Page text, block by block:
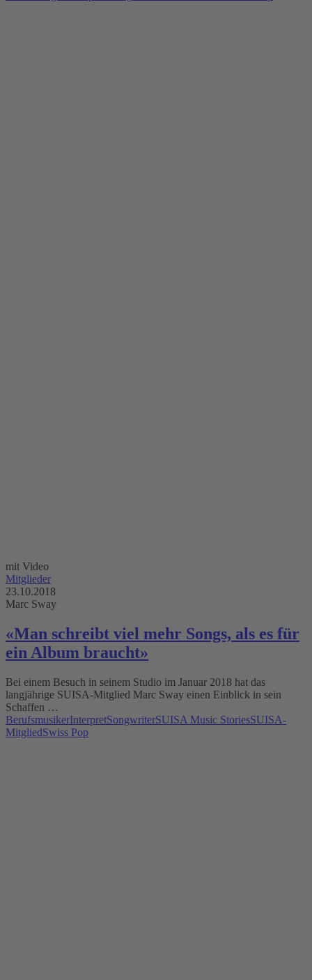
mit Video
Mitglieder
23.10.2018
Marc Sway
«Man schreibt viel mehr Songs, als es für
ein Album braucht»
Bei einem Besuch in seinem Studio im Januar 2018 hat das
langjährige SUISA-Mitglied Marc Sway einen Einblick in sein
Schaffen …
BerufsmusikerInterpretSongwriterSUISA Music StoriesSUISA-
MitgliedSwiss Pop